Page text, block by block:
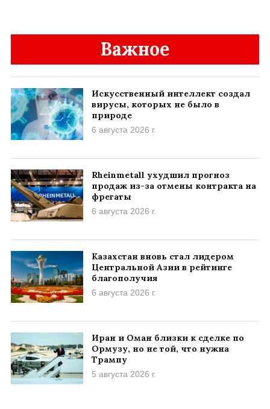
Важное
Искусственный интеллект создал
вирусы, которых не было в
природе
6 августа 2026 г.
Rheinmetall ухудшил прогноз
продаж из-за отмены контракта на
фрегаты
6 августа 2026 г.
Казахстан вновь стал лидером
Центральной Азии в рейтинге
благополучия
6 августа 2026 г.
Иран и Оман близки к сделке по
Ормузу, но не той, что нужна
Трампу
5 августа 2026 г.